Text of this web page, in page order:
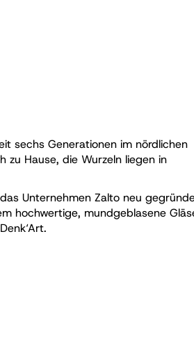
sechs Generationen im nördlichen
zu Hause, die Wurzeln liegen in
Unternehmen Zalto neu
hochwertige, mundgeblasene